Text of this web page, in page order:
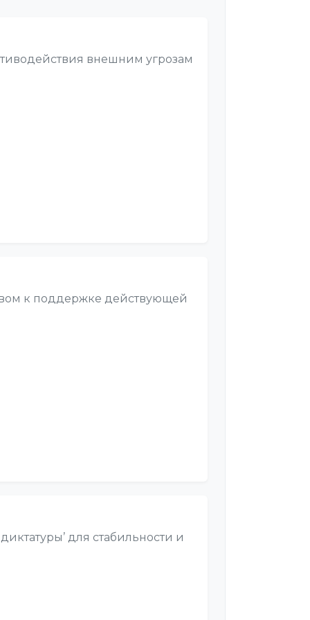
внешним угрозам
к поддержке действующей
для стабильности и